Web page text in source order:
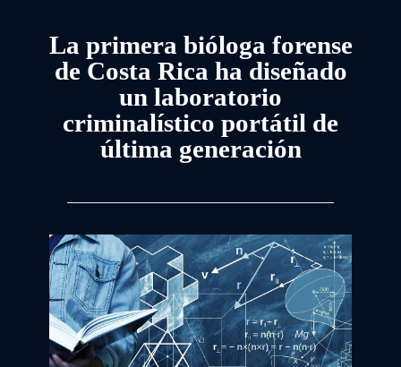
La primera bióloga forense
de Costa Rica ha diseñado
un laboratorio
criminalístico portátil de
última generación